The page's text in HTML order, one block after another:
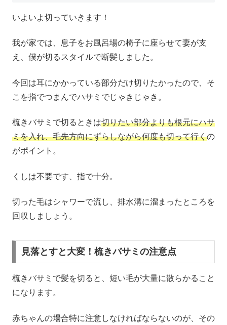
いよいよ切っていきます！
我が家では、息子をお風呂場の椅子に座らせて妻が支
え、僕が切るスタイルで断髪しました。
今回は耳にかかっている部分だけ切りたかったので、そ
こを指でつまんでハサミでじゃきじゃき。
梳きバサミで切るときは切りたい部分よりも根元にハサ
ミを入れ、毛先方向にずらしながら何度も切って行くの
がポイント。
くしは不要です、指で十分。
切った毛はシャワーで流し、排水溝に溜まったところを
回収しましょう。
見落とすと大変！梳きバサミの注意点
梳きバサミで髪を切ると、短い毛が大量に散らかること
になります。
赤ちゃんの場合特に注意しなければならないのが、その